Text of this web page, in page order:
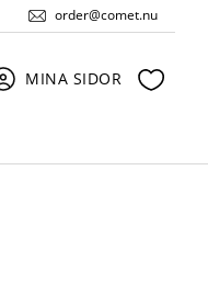
order@comet.nu
MINA SIDOR